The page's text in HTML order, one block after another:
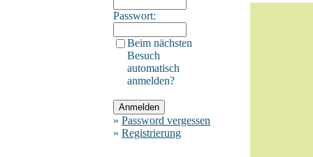
Passwort:
Beim nächsten
Besuch
automatisch
anmelden?
» Password vergessen
» Registrierung